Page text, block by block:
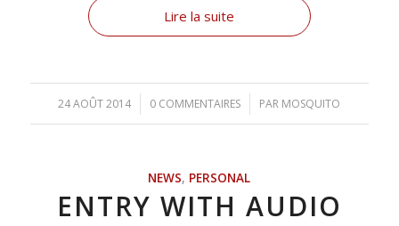
Lire la suite
24 AOÛT 2014
/ 0 COMMENTAIRES
/ PAR MOSQUITO
NEWS, PERSONAL
ENTRY WITH AUDIO